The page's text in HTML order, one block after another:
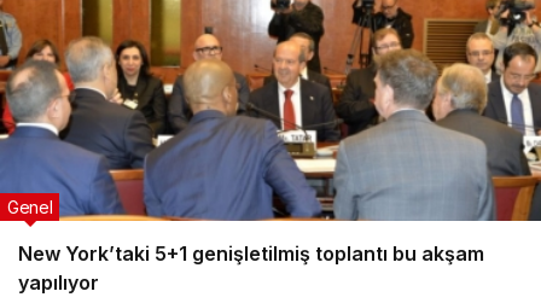
New York’taki 5+1 genişletilmiş toplantı bu akşam
yapılıyor
Genel